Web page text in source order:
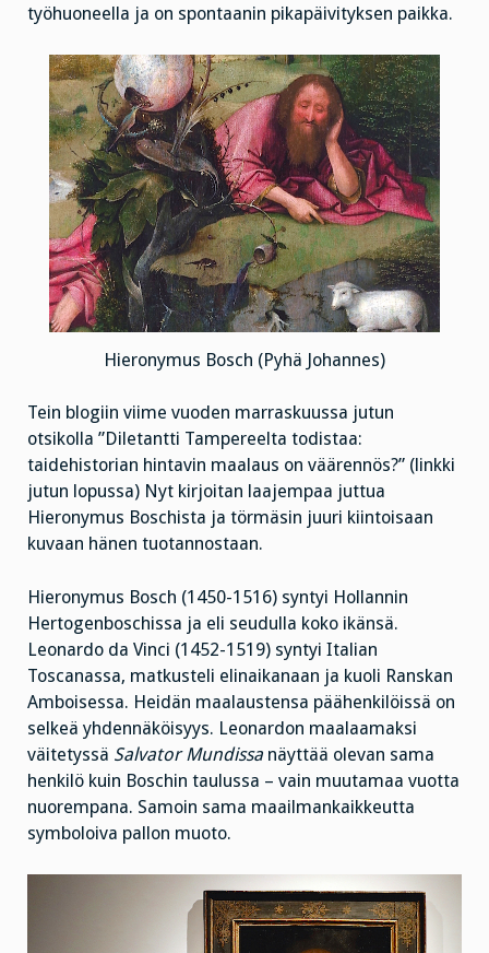
työhuoneella ja on spontaanin pikapäivityksen paikka.
Hieronymus Bosch (Pyhä Johannes)
Tein blogiin viime vuoden marraskuussa jutun
otsikolla ”Diletantti Tampereelta todistaa:
taidehistorian hintavin maalaus on väärennös?” (linkki
jutun lopussa) Nyt kirjoitan laajempaa juttua
Hieronymus Boschista ja törmäsin juuri kiintoisaan
kuvaan hänen tuotannostaan.
Hieronymus Bosch (1450-1516) syntyi Hollannin
Hertogenboschissa ja eli seudulla koko ikänsä.
Leonardo da Vinci (1452-1519) syntyi Italian
Toscanassa, matkusteli elinaikanaan ja kuoli Ranskan
Amboisessa. Heidän maalaustensa päähenkilöissä on
selkeä yhdennäköisyys. Leonardon maalaamaksi
väitetyssä Salvator Mundissa näyttää olevan sama
henkilö kuin Boschin taulussa – vain muutamaa vuotta
nuorempana. Samoin sama maailmankaikkeutta
symboloiva pallon muoto.